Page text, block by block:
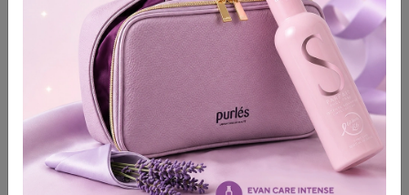
Что содержит?
Концентрат зеленого мандарина:
Питает волосы по всей
длине, укрепляет корни и ускоряет рост.
Экстракт ягод Мирта:
Оказывает антиоксидантное воздействие,
сохраняя текстуру и продлевая молодость волос.
Ягоды можжевельника:Отличаются оптимальным сочетанием
тонизирующих и расслабляющих свойств, что позволяет вернуть
волосам эластичность, придать им гладкости и управляемости.